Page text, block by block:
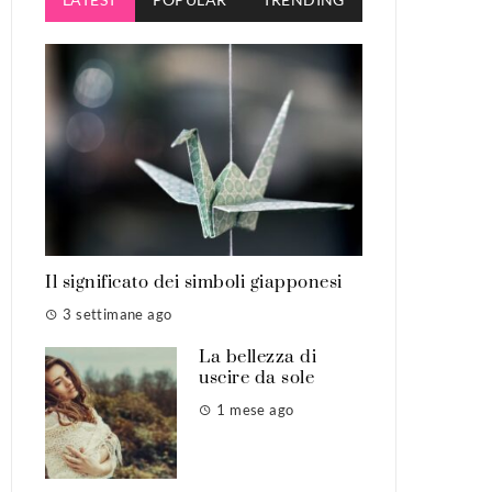
Il significato dei simboli giapponesi
3 settimane ago
La bellezza di
uscire da sole
1 mese ago